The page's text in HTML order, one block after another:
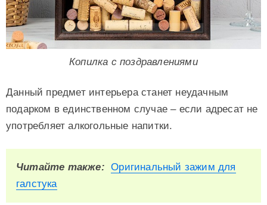
Копилка с поздравлениями
Данный предмет интерьера станет неудачным
подарком в единственном случае – если адресат не
употребляет алкогольные напитки.
Читайте также: Оригинальный зажим для
галстука